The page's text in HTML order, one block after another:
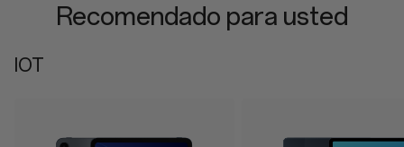
Recomendado para usted
IOT